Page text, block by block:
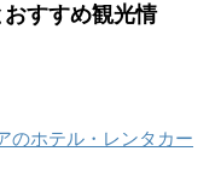
すすめ観光情
のホテル・レンタカー